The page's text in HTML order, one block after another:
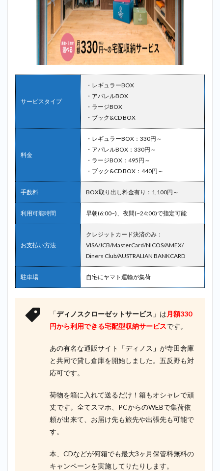
サービスタイプ
・レギュラーBOX
・アパレルBOX
・ラージBOX
・ブック&CD BOX
料金
・レギュラーBOX：330円～
・アパレルBOX：330円～
・ラージBOX：495円～
・ブック&CD BOX：440円～
手数料 BOX取り出し料金有り：1,100円～
利用可能時間 早朝(6:00~)、夜間(~24:00)で指定可能
お支払い方法
クレジットカード決済のみ：
VISA/JCB/MasterCard/NICOS/AMEX/
Diners Club/AUSTRALIAN BANKCARD
駐車場 自宅にヤマト運輸が集荷
「ディノスクローゼットサービス 」は 月額330
円から利用できる宅配型収納サービスです。
あの有名な通販サイト「ディノス 」 が寺田倉庫
と共同で貸し倉庫を開始しました。五反野も対
応可です。
荷物を箱に入れて送るだけ！箱もオシャレで頑
丈です。全てスマホ、PCからのWEBで集荷依
頼が出来て、お届け先も旅先や出張先も可能で
す。
本、CDなどが何箱でも最大3ヶ月保管料無料の
キャンペーンを実施してりたりします。